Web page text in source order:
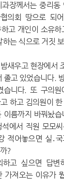
장께서는 중리동
의회 땅으로 되
고 개인이 소유
는 식으로 거짓
새우고 현장에서
졸고 있었습니다.
습니다. 또 구의원
하고 김의원이
이름까지 바꿔놨
에서 직원 모모
적어놓으면 실․
?
하고 싶으면 답변
가져오는 이유가